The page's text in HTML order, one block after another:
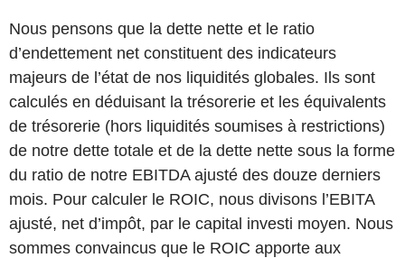
Nous pensons que la dette nette et le ratio
d’endettement net constituent des indicateurs
majeurs de l’état de nos liquidités globales. Ils sont
calculés en déduisant la trésorerie et les équivalents
de trésorerie (hors liquidités soumises à restrictions)
de notre dette totale et de la dette nette sous la forme
du ratio de notre EBITDA ajusté des douze derniers
mois. Pour calculer le ROIC, nous divisons l’EBITA
ajusté, net d’impôt, par le capital investi moyen. Nous
sommes convaincus que le ROIC apporte aux